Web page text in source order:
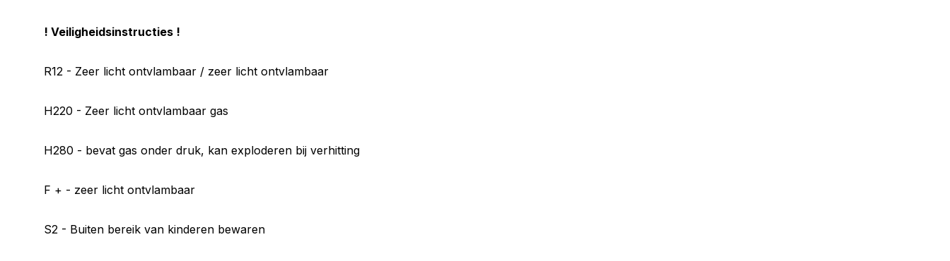
! Veiligheidsinstructies !
R12 - Zeer licht ontvlambaar / zeer licht ontvlambaar
H220 - Zeer licht ontvlambaar gas
H280 - bevat gas onder druk, kan exploderen bij verhitting
F + - zeer licht ontvlambaar
S2 - Buiten bereik van kinderen bewaren